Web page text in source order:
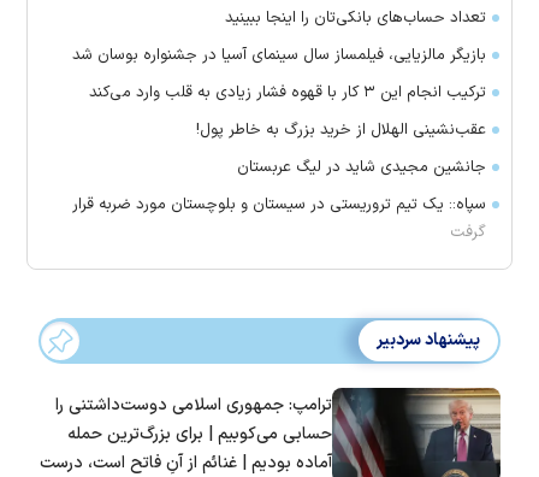
تعداد حساب‌های بانکی‌تان را اینجا ببینید
بازیگر مالزیایی، فیلمساز سال سینمای آسیا در جشنواره بوسان شد
ترکیب انجام این ۳ کار با قهوه فشار زیادی به قلب وارد می‌کند
عقب‌نشینی الهلال از خرید بزرگ به خاطر پول!
جانشین مجیدی شاید در لیگ عربستان
سپاه:: یک تیم تروریستی در سیستان و بلوچستان مورد ضربه قرار
گرفت
پیشنهاد سردبیر
ترامپ: جمهوری اسلامی دوست‌داشتنی را
حسابی می‌کوبیم | برای بزرگ‌ترین حمله
آماده بودیم | غنائم از آنِ فاتح است، درست